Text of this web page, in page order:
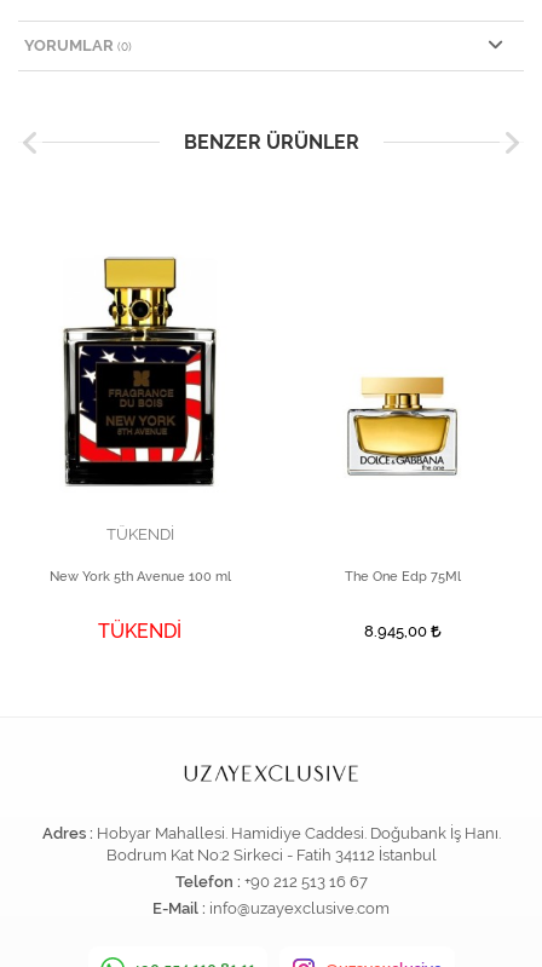
YORUMLAR (0)
BENZER ÜRÜNLER
TÜKENDİ
New York 5th Avenue 100 ml
TÜKENDİ
The One Edp 75Ml
8.945,00
Adres : Hobyar Mahallesi. Hamidiye Caddesi. Doğubank İş Hanı.
Bodrum Kat No:2 Sirkeci - Fatih 34112 İstanbul
Telefon : +90 212 513 16 67
E-Mail : info@uzayexclusive.com